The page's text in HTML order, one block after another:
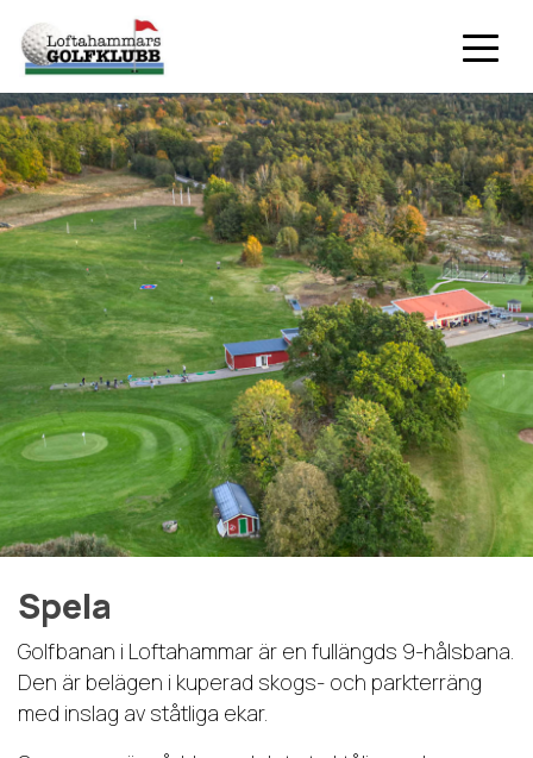
Spela
Golfbanan i Loftahammar är en fullängds 9-hålsbana.
Den är belägen i kuperad skogs- och parkterräng
med inslag av ståtliga ekar.